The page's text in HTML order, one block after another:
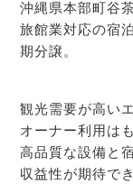
沖縄県本部町谷茶
旅館業対応の宿
期分譲。
観光需要が高い
オーナー利用は
高品質な設備と
収益性が期待で